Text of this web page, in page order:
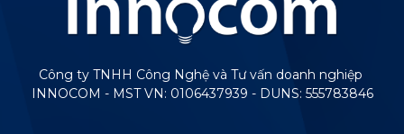
Công ty TNHH Công Nghệ và Tư vấn doanh nghiệp
INNOCOM - MST VN: 0106437939 - DUNS: 555783846